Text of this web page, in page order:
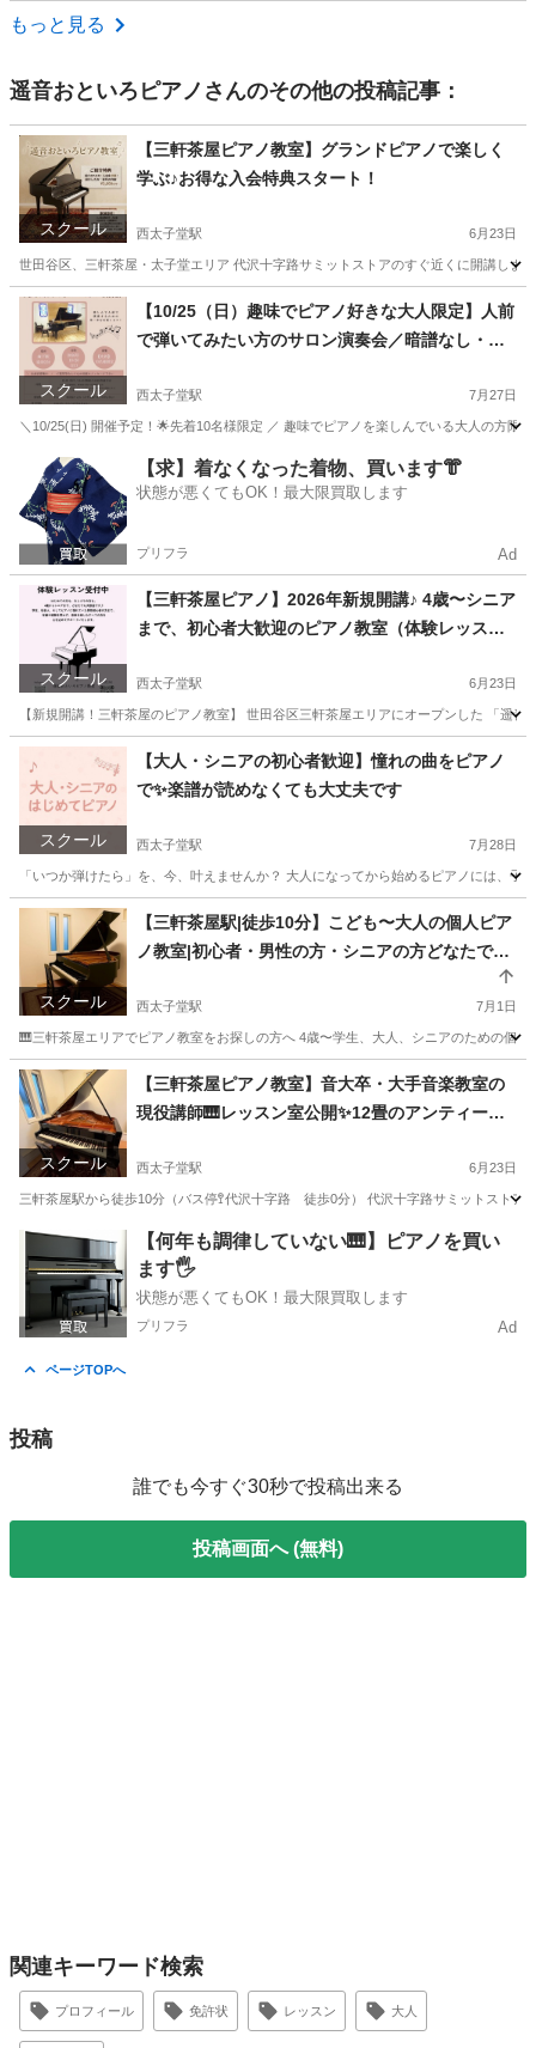
東京 江戸川区
もっと見る
遥音おといろピアノ さんのその他の投稿記事：
スクール
【三軒茶屋ピアノ教室】グランドピアノで楽しく
学ぶ♪お得な入会特典スタート！
西太子堂駅 6月23日
世田谷区、三軒茶屋・太子堂エリア 代沢十字路サミットストアのすぐ近くに開講し
東京 世田谷区 西太子堂駅 ピアノ グランドピアノ
スクール
【10/25（日）趣味でピアノ好きな大人限定】人前
で弾いてみたい方のサロン演奏会／暗譜なし・ミ
西太子堂駅 7月27日
＼10/25(日) 開催予定！🌟先着10名様限定 ／ 趣味でピアノを楽しんでいる大人の方
東京 世田谷区 西太子堂駅 ピアノ サロン
【求】着なくなった着物、買います👘
状態が悪くてもOK！最大限買取します
プリフラ Ad
スクール
【三軒茶屋ピアノ】2026年新規開講♪ 4歳〜シニア
まで、初心者大歓迎のピアノ教室（体験レッスン
西太子堂駅 6月23日
【新規開講！三軒茶屋のピアノ教室】 世田谷区三軒茶屋エリアにオープンした 「遥
東京 世田谷区 西太子堂駅 ピアノ シニア
スクール
【大人・シニアの初心者歓迎】憧れの曲をピアノ
で✨楽譜が読めなくても大丈夫です
西太子堂駅 7月28日
「いつか弾けたら」を、今、叶えませんか？ 大人になってから始めるピアノには、
東京 世田谷区 西太子堂駅 ピアノ 大人
スクール
【三軒茶屋駅|徒歩10分】こども〜大人の個人ピア
ノ教室|初心者・男性の方・シニアの方どなたでも
西太子堂駅 7月1日
🎹三軒茶屋エリアでピアノ教室をお探しの方へ 4歳〜学生、大人、シニアのための個
東京 世田谷区 西太子堂駅 ピアノ レッスン
スクール
【三軒茶屋ピアノ教室】音大卒・大手音楽教室の
現役講師🎹レッスン室公開✨12畳のアンティーク
西太子堂駅 6月23日
三軒茶屋駅から徒歩10分（バス停🚏代沢十字路 徒歩0分） 代沢十字路サミットス
東京 世田谷区 西太子堂駅 ピアノ グランドピアノ
【何年も調律していない🎹】ピアノを買い
ます🖐️
状態が悪くてもOK！最大限買取します
プリフラ Ad
ページTOPへ
投稿
誰でも今すぐ30秒で投稿出来る
投稿画面へ (無料)
関連キーワード検索
プロフィール 免許状 レッスン 大人